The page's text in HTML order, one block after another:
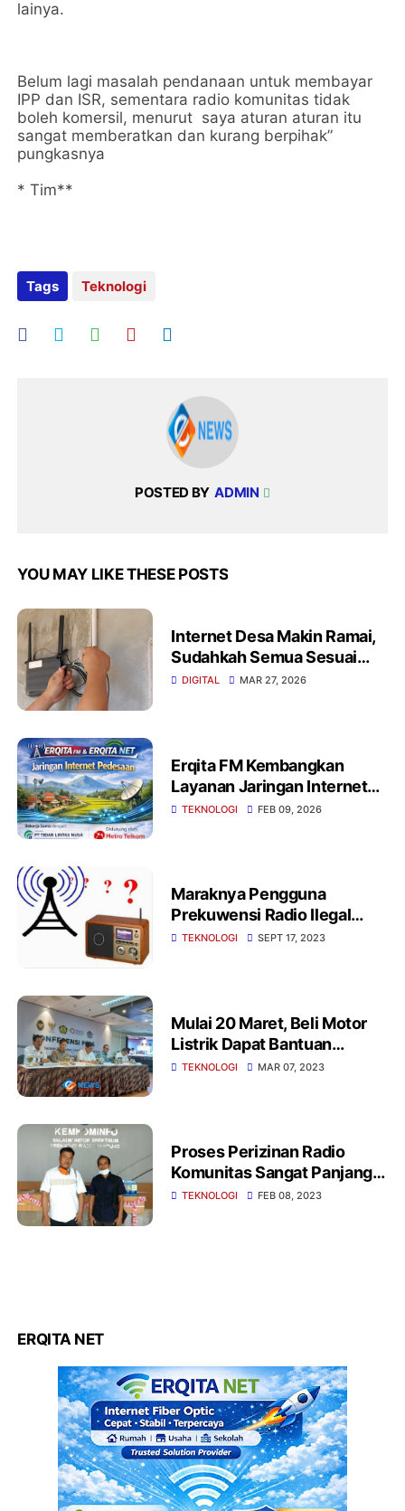
lainya.
Belum lagi masalah pendanaan untuk membayar
IPP dan ISR, sementara radio komunitas tidak
boleh komersil, menurut saya aturan aturan itu
sangat memberatkan dan kurang berpihak”
pungkasnya
* Tim**
Tags Teknologi
POSTED BY ADMIN
YOU MAY LIKE THESE POSTS
Internet Desa Makin Ramai,
Sudahkah Semua Sesuai
Aturan?
DIGITAL MAR 27, 2026
Erqita FM Kembangkan
Layanan Jaringan Internet
Pedesaan melalui Erqita Net
TEKNOLOGI FEB 09, 2026
Maraknya Pengguna
Prekuwensi Radio Ilegal
Dinilai Mengganggu Radio
TEKNOLOGI SEPT 17, 2023
Mulai 20 Maret, Beli Motor
Listrik Dapat Bantuan
Subsidi Rp 7 Juta
TEKNOLOGI MAR 07, 2023
Proses Perizinan Radio
Komunitas Sangat Panjang
dan Melelahkan
TEKNOLOGI FEB 08, 2023
ERQITA NET